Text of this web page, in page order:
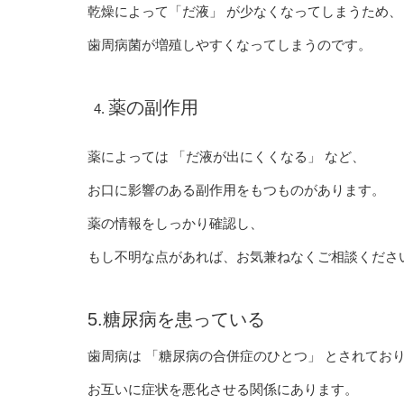
乾燥によって「だ液」 が少なくなってしまうため、
歯周病菌が増殖しやすくなってしまうのです。
薬の副作用
薬によっては 「だ液が出にくくなる」 など、
お口に影響のある副作用をもつものがあります。
薬の情報をしっかり確認し、
もし不明な点があれば、お気兼ねなくご相談くださ
5.糖尿病を患っている
歯周病は 「糖尿病の合併症のひとつ」 とされており
お互いに症状を悪化させる関係にあります。